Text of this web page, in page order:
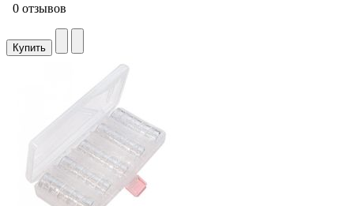
0 отзывов
Купить